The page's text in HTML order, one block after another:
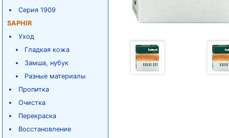
Серия 1909
SAPHIR
Уход
Гладкая кожа
Замша, нубук
Разные материалы
Пропитка
Очистка
Перекраска
Восстановление